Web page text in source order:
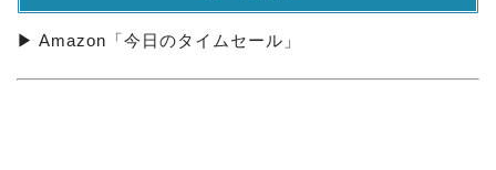
▶ Amazon「今日のタイムセール」